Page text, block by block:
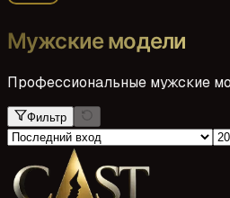
Мужские модели
Профессиональные мужские
Фильтр